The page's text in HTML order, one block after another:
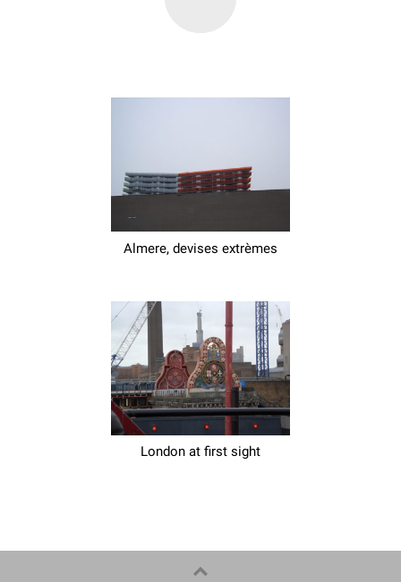
Almere, devises extrèmes
London at first sight